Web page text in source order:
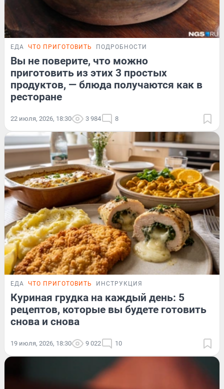
ЕДА ЧТО ПРИГОТОВИТЬ ПОДРОБНОСТИ
Вы не поверите, что можно
приготовить из этих 3 простых
продуктов, — блюда получаются как в
ресторане
22 июля, 2026, 18:30 3 984 8
ЕДА ЧТО ПРИГОТОВИТЬ ИНСТРУКЦИЯ
Куриная грудка на каждый день: 5
рецептов, которые вы будете готовить
снова и снова
19 июля, 2026, 18:30 9 022 10